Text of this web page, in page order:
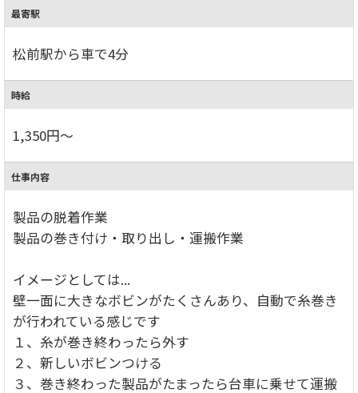
最寄駅
松前駅から車で4分
時給
1,350円～
仕事内容
製品の脱着作業
製品の巻き付け・取り出し・運搬作業
イメージとしては...
壁一面に大きなボビンがたくさんあり、自動で糸巻き
が行われている感じです
１、糸が巻き終わったら外す
２、新しいボビンつける
３、巻き終わった製品がたまったら台車に乗せて運搬